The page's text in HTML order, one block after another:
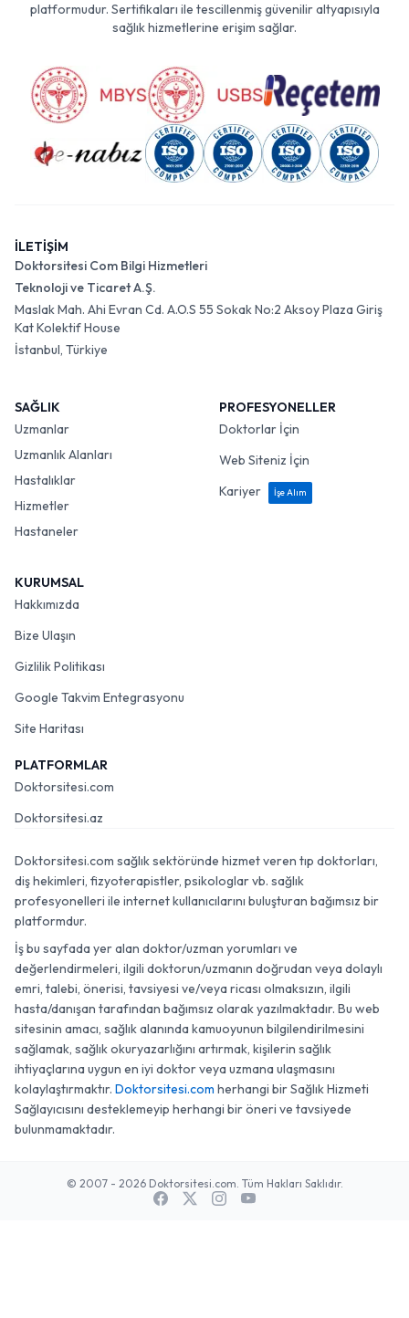
platformudur. Sertifikaları ile tescillenmiş güvenilir altyapısıyla
sağlık hizmetlerine erişim sağlar.
İLETİŞİM
Doktorsitesi Com Bilgi Hizmetleri
Teknoloji ve Ticaret A.Ş.
Maslak Mah. Ahi Evran Cd. A.O.S 55 Sokak No:2 Aksoy Plaza Giriş
Kat Kolektif House
İstanbul, Türkiye
SAĞLIK
Uzmanlar
Uzmanlık Alanları
Hastalıklar
Hizmetler
Hastaneler
PROFESYONELLER
Doktorlar İçin
Web Siteniz İçin
Kariyer
İşe Alım
KURUMSAL
Hakkımızda
Bize Ulaşın
Gizlilik Politikası
Google Takvim Entegrasyonu
Site Haritası
PLATFORMLAR
Doktorsitesi.com
Doktorsitesi.az
Doktorsitesi.com sağlık sektöründe hizmet veren tıp doktorları,
diş hekimleri, fizyoterapistler, psikologlar vb. sağlık
profesyonelleri ile internet kullanıcılarını buluşturan bağımsız bir
platformdur.
İş bu sayfada yer alan doktor/uzman yorumları ve
değerlendirmeleri, ilgili doktorun/uzmanın doğrudan veya dolaylı
emri, talebi, önerisi, tavsiyesi ve/veya ricası olmaksızın, ilgili
hasta/danışan tarafından bağımsız olarak yazılmaktadır. Bu web
sitesinin amacı, sağlık alanında kamuoyunun bilgilendirilmesini
sağlamak, sağlık okuryazarlığını artırmak, kişilerin sağlık
ihtiyaçlarına uygun en iyi doktor veya uzmana ulaşmasını
kolaylaştırmaktır. Doktorsitesi.com herhangi bir Sağlık Hizmeti
Sağlayıcısını desteklemeyip herhangi bir öneri ve tavsiyede
bulunmamaktadır.
© 2007 - 2026 Doktorsitesi.com. Tüm Hakları Saklıdır.